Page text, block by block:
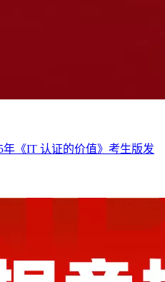
年《IT 认证的价值》考生版发